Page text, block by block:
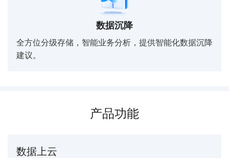
数据沉降
全方位分级存储，智能业务分析，提供智能化数据沉降
建议。
产品功能
数据上云